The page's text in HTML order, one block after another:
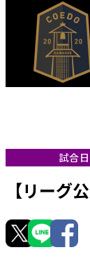
試合
【リーグ